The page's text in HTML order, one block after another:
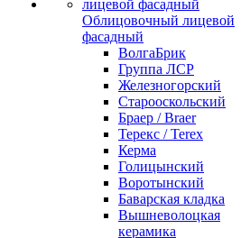
Облицовочный лицевой
фасадный
ВолгаБрик
Группа ЛСР
Железногорский
Старооскольский
Браер / Braer
Терекс / Terex
Керма
Голицынский
Воротынский
Баварская кладка
Вышневолоцкая
керамика